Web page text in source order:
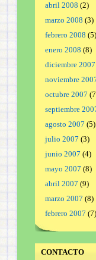
abril 2008 (2)
marzo 2008 (3)
febrero 2008 (5)
enero 2008 (8)
diciembre 2007
noviembre
octubre 2007
septiembre
agosto 2007 (5)
julio 2007 (3)
junio 2007 (4)
mayo 2007 (8)
abril 2007 (9)
marzo 2007 (8)
febrero 2007 (7)
CONTACTO